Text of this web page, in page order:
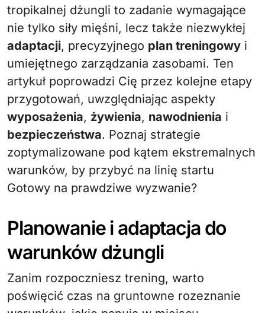
tropikalnej dżungli to zadanie wymagające
nie tylko siły mięśni, lecz także niezwykłej
adaptacji, precyzyjnego plan treningowy i
umiejętnego zarządzania zasobami. Ten
artykuł poprowadzi Cię przez kolejne etapy
przygotowań, uwzględniając aspekty
wyposażenia, żywienia, nawodnienia i
bezpieczeństwa. Poznaj strategie
zoptymalizowane pod kątem ekstremalnych
warunków, by przybyć na linię startu
Gotowy na prawdziwe wyzwanie?
Planowanie i adaptacja do
warunków dżungli
Zanim rozpoczniesz trening, warto
poświęcić czas na gruntowne rozeznanie